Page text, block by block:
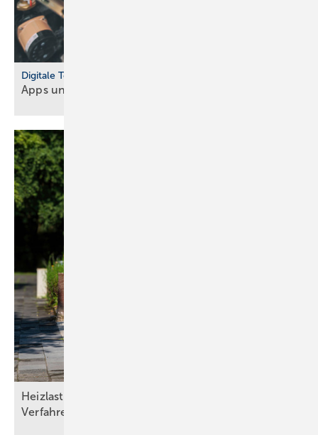
Digitale Tools
Apps und Soft­ware für Hand­werker und
Heizlasten nach DIN/TS ­12831­-1:2020-04: Drei
Verfahren und die Qual der